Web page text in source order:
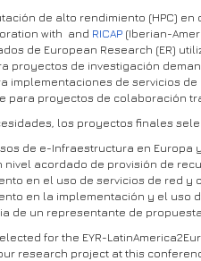
de alto rendimiento (HPC) en
with and RICAP (Iberian-
de European Research (ER)
proyectos de investigación
implementaciones de servicios
para proyectos de colaboración
los proyectos finales
de e-Infraestructura en Europa
nivel acordado de provisión de
en el uso de servicios de red y
en la implementación y el uso
de un representante de
for the EYR-
research project at this